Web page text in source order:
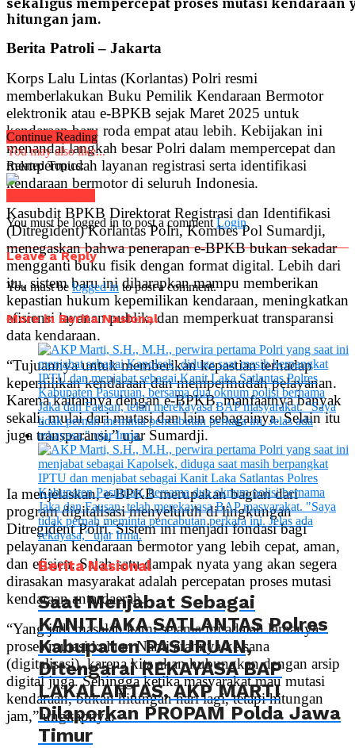
sekaligus mempercepat proses mutasi
hitungan jam.
Berita Patroli – Jakarta
Korps Lalu Lintas (Korlantas) Polri resmi
memberlakukan Buku Pemilik Kendaraan Bermotor
elektronik atau e-BPKB sejak Maret 2025 untuk
kendaraan baru roda empat atau lebih. Kebijakan ini
menandai langkah besar Polri dalam mempercepat dan
mempermudah layanan registrasi serta identifikasi
kendaraan bermotor di seluruh Indonesia.
Kasubdit BPKB Direktorat Registrasi dan Identifikasi
(Ditregident) Korlantas Polri, Kombes Pol Sumardji,
menegaskan bahwa penerapan e-BPKB bukan sekadar
mengganti buku fisik dengan format digital. Lebih dari
itu, sistem baru ini diharapkan mampu memberikan
kepastian hukum kepemilikan kendaraan, meningkatkan
efisiensi layanan publik, dan memperkuat transparansi
data kendaraan.
“Tujuannya untuk memberikan kepastian terhadap
kepemilikan kendaraan dan mempermudah pelayanan.
Karena kaitannya dengan e-BPKB, manfaatnya banyak
sekali, mulai dari mutasi dan lain sebagainya. Selain itu
juga transparansi,” ujar Sumardji.
Ia menjelaskan, e-BPKB merupakan bagian dari
program digitalisasi menyeluruh di lingkungan
Ditregident Polri. Sistem ini menjadi fondasi bagi
pelayanan kendaraan bermotor yang lebih cepat, aman,
dan efisien. Salah satu dampak nyata yang akan segera
dirasakan masyarakat adalah percepatan proses mutasi
kendaraan antardaerah.
“Yang jadi masalah kami selama ini adalah lamanya
proses mutasi keluar. Nanti arahnya ke sana
(digitalisasi), karena kita akan hubungkan dengan arsip
digital juga. Sehingga ketika masyarakat mau mutasi
kendaraan, bukan hitungan hari lagi, tetapi hitungan
jam,” ungkapnya.
Continue Reading
You may also like...
Related Topics:
You must be logged in to post a commentLogin
Leave a Reply
You must be logged in to post a comment.
More in Berita Nasional
Berita Nasional
Saat Menjabat Sebagai
KANITLAKA SATLANTAS Polres
Kabupaten PASURUAN,
Ditengarai REKAYASA BAP
LAKALANTAS, AKP MARTI
Dilaporkan PROPAM Polda Jawa
Timur